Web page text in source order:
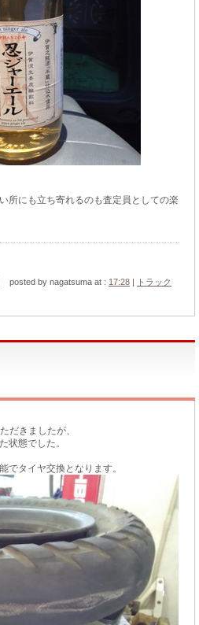
所にも立ち寄れるのも査定員としての楽
posted by nagatsuma at : 17:28 |
トラック
だきましたが、
状態でした。
でタイヤ交換となります。